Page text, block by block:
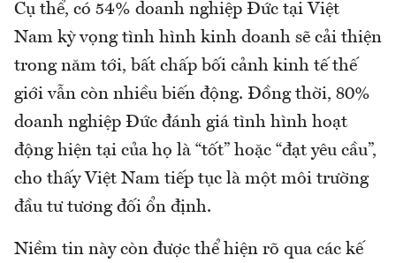
Cụ thể, có 54% doanh nghiệp Đức tại Việt
Nam kỳ vọng tình hình kinh doanh sẽ cải thiện
trong năm tới, bất chấp bối cảnh kinh tế thế
giới vẫn còn nhiều biến động. Đồng thời, 80%
doanh nghiệp Đức đánh giá tình hình hoạt
động hiện tại của họ là “tốt” hoặc “đạt yêu cầu”,
cho thấy Việt Nam tiếp tục là một môi trường
đầu tư tương đối ổn định.
Niềm tin này còn được thể hiện rõ qua các kế